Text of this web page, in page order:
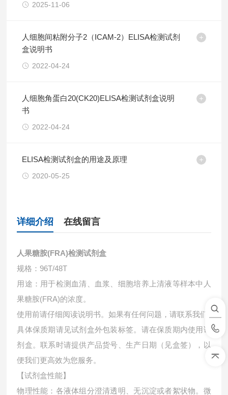
2025-11-06
人细胞间粘附分子2（ICAM-2）ELISA检测试剂
盒说明书
2022-04-24
人细胞角蛋白20(CK20)ELISA检测试剂盒说明
书
2022-04-24
ELISA检测试剂盒的用途及原理
2020-05-25
详细介绍 在线留言
人果糖胺(FRA)检测试剂盒
规格：96T/48T
用途：用于检测血清、血浆、细胞培养上清液等样本中 人
果糖胺(FRA)的浓度。
使用前请仔细阅读说明书。如果有任何问题，请联系我们
具体保质期请见试剂盒外包装标签。请在保质期内使用试
剂盒。联系时请提供产品货号、生产日期（见盒签），以
便我们更高效为您服务。
【试剂盒性能】
物理性能：各液体组分澄清透明、无沉淀或者絮状物。微